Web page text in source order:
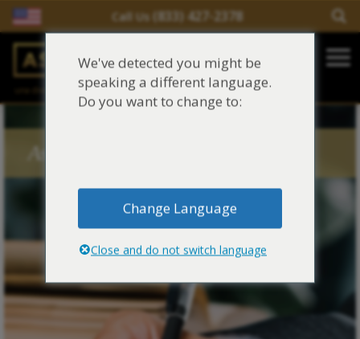
Call Us (833) 427-2378
Salir del contenido
Main Navigation
Justinian C. Lane, Esq. – PLLC
Reclamaciones de asbesto/mesotelioma
Fuentes de exposición al asbesto
Síntomas y tratamiento del asbesto
Centro de aprendizaje de asbesto
Blog de Asbestos
Asbestos Blog Tags
We've detected you might be
speaking a different language.
Do you want to change to:
Change Language
Close and do not switch language